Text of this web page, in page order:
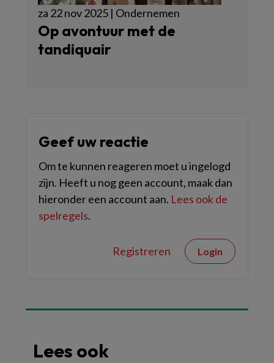
za 22 nov 2025 | Ondernemen
Op avontuur met de
tandiquair
Geef uw reactie
Om te kunnen reageren moet u ingelogd
zijn. Heeft u nog geen account, maak dan
hieronder een account aan. Lees ook de
spelregels.
Registreren Login
Lees ook